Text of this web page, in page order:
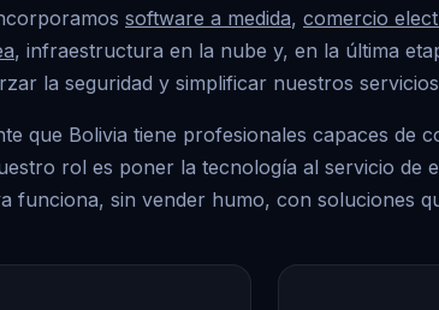
software a medida, comercio
, infraestructura en la nube y, en la última
la seguridad y simplificar nuestros
que Bolivia tiene profesionales capaces de
rol es poner la tecnología al servicio de
funciona, sin vender humo, con soluciones